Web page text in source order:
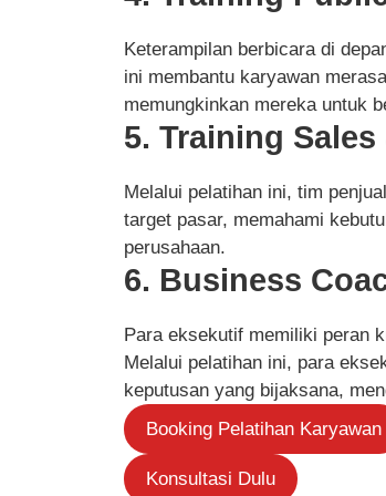
Keterampilan berbicara di
ini membantu karyawan
memungkinkan mereka untuk
5. Training
Melalui pelatihan ini, tim
target pasar, memahami
perusahaan.
6. Business
Para eksekutif memiliki peran
Melalui pelatihan ini, para
keputusan yang bijaksana,
Booking Pelatihan Karyawan
Konsultasi Dulu